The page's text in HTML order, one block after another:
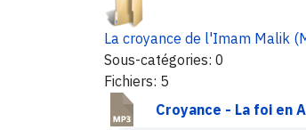
La croyance de l'Imam Malik
Sous-catégories: 0
Fichiers: 5
Croyance - La foi en